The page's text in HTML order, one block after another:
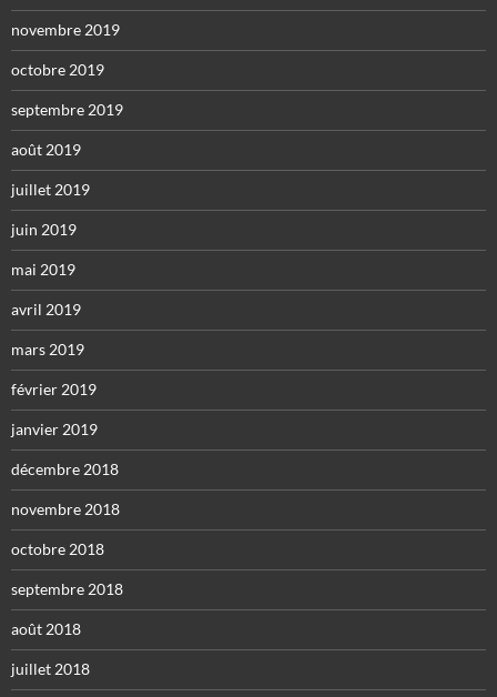
novembre 2019
octobre 2019
septembre 2019
août 2019
juillet 2019
juin 2019
mai 2019
avril 2019
mars 2019
février 2019
janvier 2019
décembre 2018
novembre 2018
octobre 2018
septembre 2018
août 2018
juillet 2018